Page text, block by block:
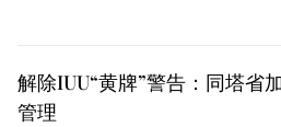
解除IUU“黄牌”警告：同塔省
管理